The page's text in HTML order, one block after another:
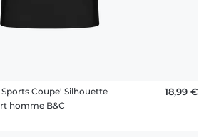
Sports Coupe' Silhouette
homme B&C
18,99 €